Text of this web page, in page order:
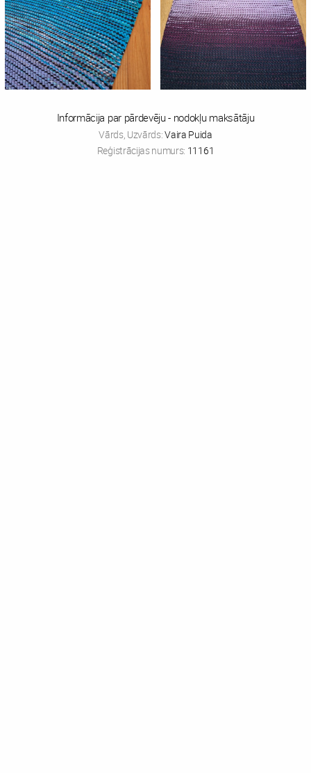
Informācija par pārdevēju - nodokļu maksātāju
Vārds, Uzvārds:Vaira Puida
Reģistrācijas numurs: 11161